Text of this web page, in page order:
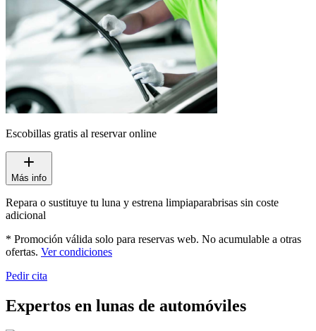
Escobillas gratis al reservar online
Más info
Repara o sustituye tu luna y estrena limpiaparabrisas sin coste
adicional
* Promoción válida solo para reservas web. No acumulable a otras
ofertas. Ver condiciones
Pedir cita
Expertos en lunas de automóviles